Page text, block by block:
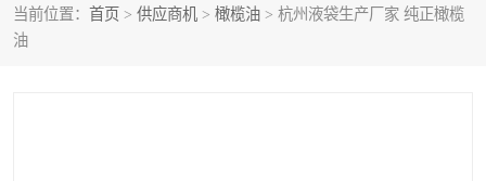
当前位置： 首页 > 供应商机 > 橄榄油 > 杭州液袋生产厂家 纯正橄榄
油